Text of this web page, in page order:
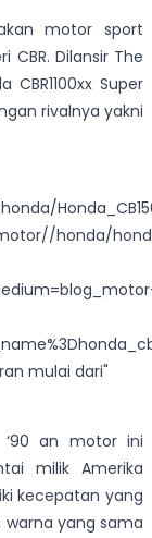
motor sport
CBR. Dilansir The
Super
rivalnya yakni
honda/
mulai dari"
an motor ini
milik Amerika
kecepatan yang
warna yang sama